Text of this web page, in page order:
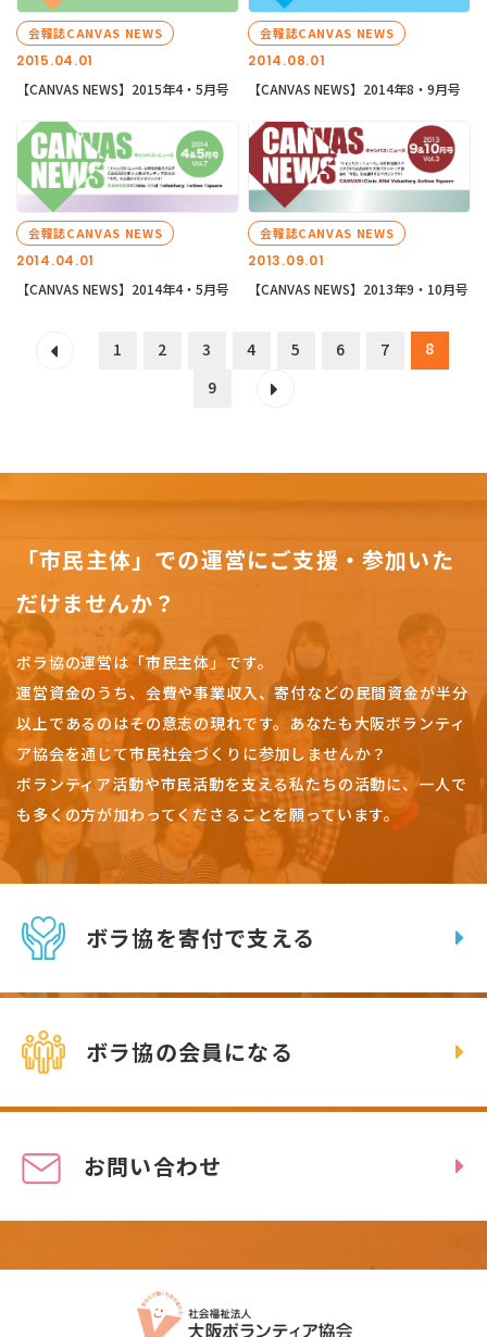
2015.04.01
会報誌CANVAS NEWS
【CANVAS NEWS】2015年4・5月号
2014.08.01
会報誌CANVAS NEWS
【CANVAS NEWS】2014年8・9月号
2014.04.01
会報誌CANVAS NEWS
【CANVAS NEWS】2014年4・5月号
2013.09.01
会報誌CANVAS NEWS
【CANVAS NEWS】2013年9・10月号
1 2 3 4 5 6 7
8
9
「市民主体」での運営にご支援・参加いた
だけませんか？
ボラ協の運営は「市民主体」です。
運営資金のうち、会費や事業収入、寄付などの民間資金が半分
以上であるのはその意志の現れです。 あなたも大阪ボランティ
ア協会を通じて市民社会づくりに参加しませんか？
ボランティア活動や市民活動を支える私たちの活動に、一人で
も多くの方が加わってくださることを願っています。
ボラ協を寄付で支える
ボラ協の会員になる
お問い合わせ